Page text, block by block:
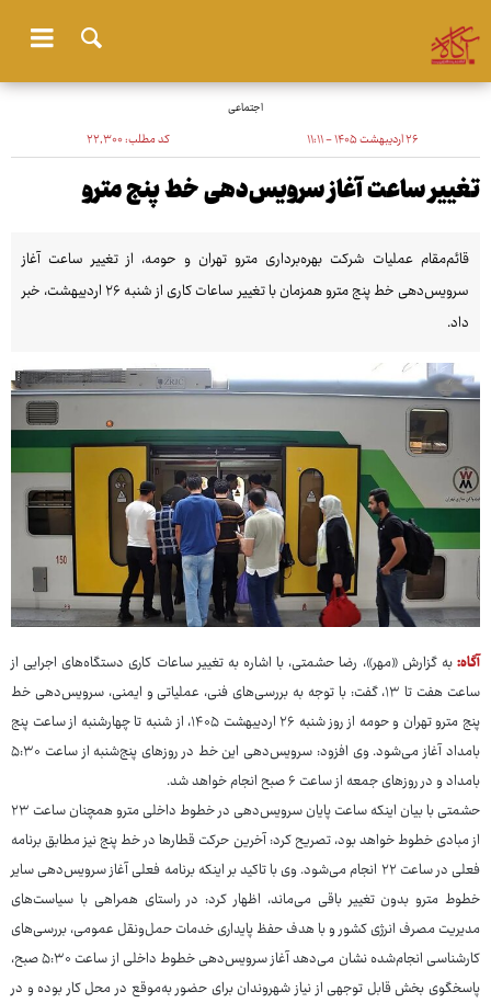
اجتماعی
۲۶ اردیبهشت ۱۴۰۵ - ۱۱:۱۱ کد مطلب:۲۲٬۳۰۰
تغییر ساعت آغاز سرویس‌دهی خط پنج مترو
قائم‌مقام عملیات شرکت بهره‌برداری مترو تهران و حومه، از تغییر ساعت آغاز
سرویس‌دهی خط پنج مترو همزمان با تغییر ساعات کاری از شنبه ۲۶ اردیبهشت، خبر
داد.
آگاه:به گزارش «مهر»، رضا حشمتی، با اشاره به تغییر ساعات کاری دستگاه‌های اجرایی از
ساعت هفت تا ۱۳، گفت: با توجه به بررسی‌های فنی، عملیاتی و ایمنی، سرویس‌دهی خط
پنج مترو تهران و حومه از روز شنبه ۲۶ اردیبهشت ۱۴۰۵، از شنبه تا چهارشنبه از ساعت پنج
بامداد آغاز می‌شود. وی افزود: سرویس‌دهی این خط در روزهای پنج‌شنبه از ساعت ۵:۳۰
بامداد و در روزهای جمعه از ساعت ۶ صبح انجام خواهد شد.
حشمتی با بیان اینکه ساعت پایان سرویس‌دهی در خطوط داخلی مترو همچنان ساعت ۲۳
از مبادی خطوط خواهد بود، تصریح کرد: آخرین حرکت قطارها در خط پنج نیز مطابق برنامه
فعلی در ساعت ۲۲ انجام می‌شود. وی با تاکید بر اینکه برنامه فعلی آغاز سرویس‌دهی سایر
خطوط مترو بدون تغییر باقی می‌ماند، اظهار کرد: در راستای همراهی با سیاست‌های
مدیریت مصرف انرژی کشور و با هدف حفظ پایداری خدمات حمل‌ونقل عمومی، بررسی‌های
کارشناسی انجام‌شده نشان می‌دهد آغاز سرویس‌دهی خطوط داخلی از ساعت ۵:۳۰ صبح،
پاسخگوی بخش قابل‌ توجهی از نیاز شهروندان برای حضور به‌موقع در محل کار بوده و در